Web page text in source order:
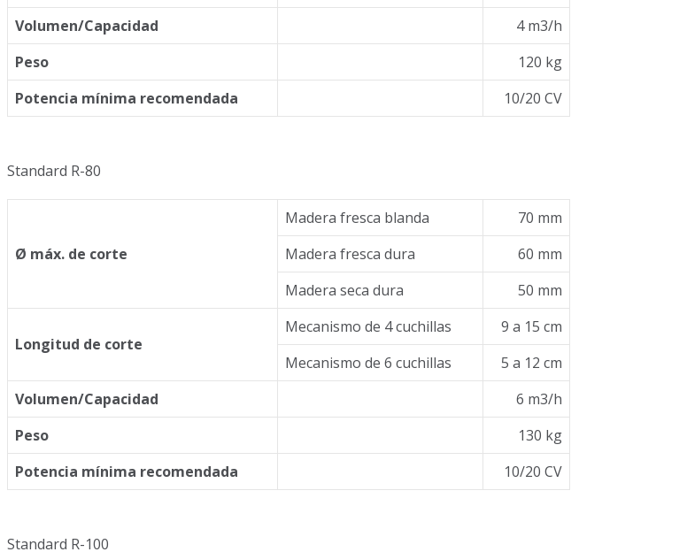
Volumen/Capacidad
4 m3/h
Peso
120 kg
Potencia mínima recomendada
10/20 CV
Standard R-80
Ø máx. de corte
Madera fresca blanda
70 mm
Madera fresca dura
60 mm
Madera seca dura
50 mm
Longitud de corte
Mecanismo de 4 cuchillas
9 a 15 cm
Mecanismo de 6 cuchillas
5 a 12 cm
Volumen/Capacidad
6 m3/h
Peso
130 kg
Potencia mínima recomendada
10/20 CV
Standard R-100